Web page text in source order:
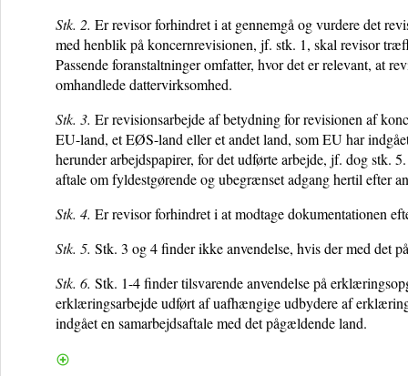
Stk. 2. Er revisor forhindret i at gennemgå og vurdere det
med henblik på koncernrevisionen, jf. stk. 1, skal revisor
Passende foranstaltninger omfatter, hvor det er relevant, at
omhandlede dattervirksomhed.
Stk. 3. Er revisionsarbejde af betydning for revisionen af
EU-land, et EØS-land eller et andet land, som EU har
herunder arbejdspapirer, for det udførte arbejde, jf. dog stk.
aftale om fyldestgørende og ubegrænset adgang hertil efter
Stk. 4. Er revisor forhindret i at modtage dokumentationen
Stk. 5. Stk. 3 og 4 finder ikke anvendelse, hvis der med det
Stk. 6. Stk. 1-4 finder tilsvarende anvendelse på
erklæringsarbejde udført af uafhængige udbydere af
indgået en samarbejdsaftale med det pågældende land.